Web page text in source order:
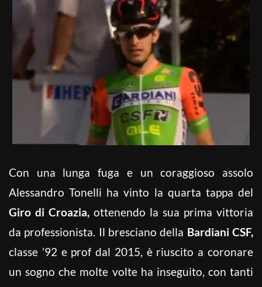
Con una lunga fuga e un coraggioso assolo
Alessandro Tonelli ha vinto la quarta tappa del
Giro di Croazia, ottenendo la sua prima vittoria
da professionista. Il bresciano della Bardiani CSF,
classe ’92 e prof dal 2015, è riuscito a coronare
un sogno che molte volte ha inseguito, con tanti